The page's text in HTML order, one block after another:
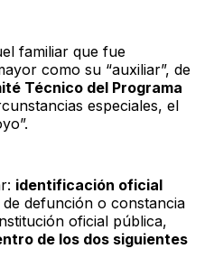
familiar que fue
como su “auxiliar”, de
Técnico del Programa
especiales, el
identificación oficial
defunción o constancia
oficial pública,
de los dos siguientes